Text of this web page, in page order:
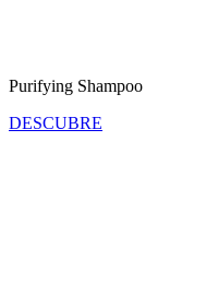
Purifying Shampoo
DESCUBRE